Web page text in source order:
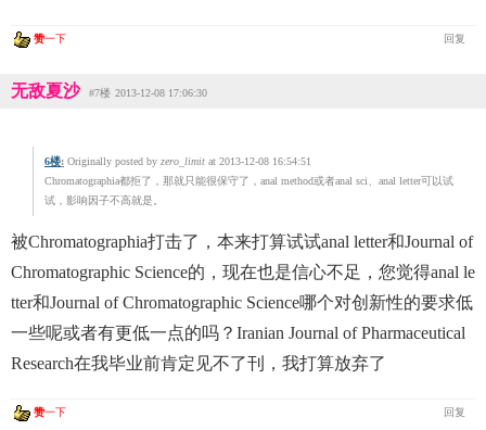
赞一下 回复
无敌夏沙 #7楼 2013-12-08 17:06:30
6楼: Originally posted by zero_limit at 2013-12-08 16:54:51
Chromatographia都拒了，那就只能很保守了，anal method或者anal sci、anal letter可以试
试，影响因子不高就是。
被Chromatographia打击了，本来打算试试anal letter和Journal of
Chromatographic Science的，现在也是信心不足，您觉得anal le
tter和Journal of Chromatographic Science哪个对创新性的要求低
一些呢或者有更低一点的吗？Iranian Journal of Pharmaceutical
Research在我毕业前肯定见不了刊，我打算放弃了
赞一下 回复